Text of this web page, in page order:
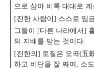
으로 삼아 비록 대대로
[진한 사람이] 스스로 임
그들이 [다른 나라에서]
의 지배를 받는 것이다.
[진한의] 토질은 오곡(五
하고 비단을 잘 짜며, 소